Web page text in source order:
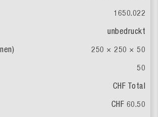
1650.022
unbedruckt
250 × 250 × 50
50
CHF Total
CHF 60.50